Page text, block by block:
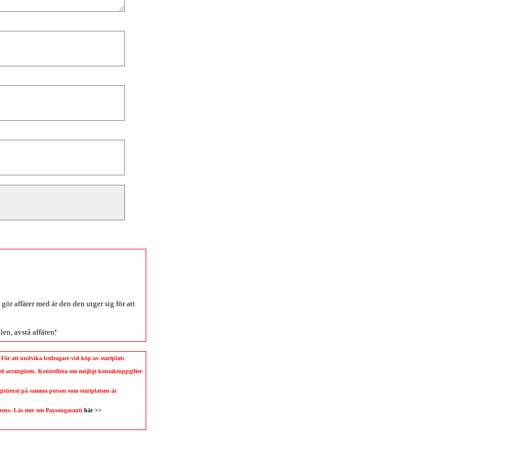
affärer med är den den utger sig för att
, avstå affären!
att undvika bedragare vid köp av startplats
arrangören. Kontrollera om möjligt kontaktuppgifter
på samma person som startplatsen är
Läs mer om Paysongaranti här >>